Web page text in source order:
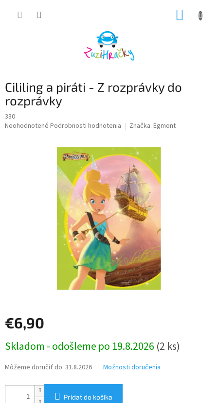
Cililing a piráti - Z rozprávky do
rozprávky
330
Priemerné
Neohodnotené Podrobnosti hodnotenia Značka: Egmont
€6,90
cena:
Skladom - odošleme po 19.8.2026 (2 ks)
Môžeme doručiť do: 31.8.2026 Možnosti doručenia
Pridať do košíka